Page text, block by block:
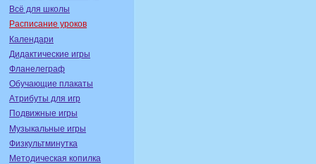
Всё для школы
Расписание уроков
Календари
Дидактические игры
Фланелеграф
Обучающие плакаты
Атрибуты для игр
Подвижные игры
Музыкальные игры
Физкультминутка
Методическая копилка